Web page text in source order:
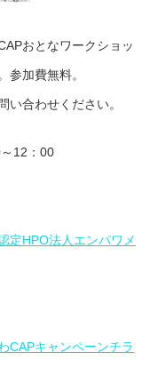
おとなワークショッ
参加費無料。
い合わせください。
12：00
定HPO法人エンパワメ
CAPキャンペーンチラ